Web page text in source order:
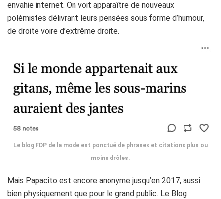
envahie internet. On voit apparaître de nouveaux
polémistes délivrant leurs pensées sous forme d’humour,
de droite voire d’extrême droite.
Le blog FDP de la mode est ponctué de phrases et citations plus ou
moins drôles.
Mais Papacito est encore anonyme jusqu’en 2017, aussi
bien physiquement que pour le grand public. Le Blog